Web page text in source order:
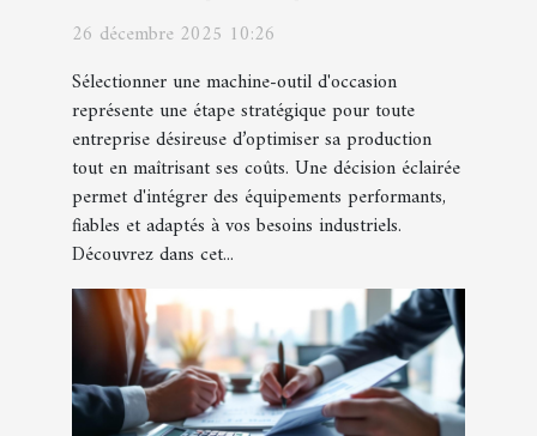
optimiser la production ?
26 décembre 2025 10:26
Sélectionner une machine-outil d'occasion
représente une étape stratégique pour toute
entreprise désireuse d’optimiser sa production
tout en maîtrisant ses coûts. Une décision éclairée
permet d'intégrer des équipements performants,
fiables et adaptés à vos besoins industriels.
Découvrez dans cet...